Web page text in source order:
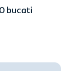
bucati